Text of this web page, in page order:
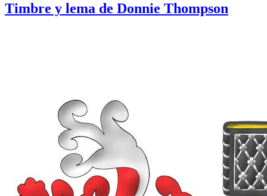
Timbre y lema de Donnie Thompson